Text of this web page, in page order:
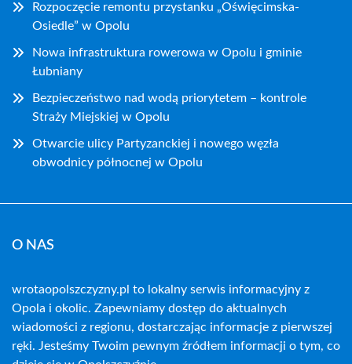
Rozpoczęcie remontu przystanku „Oświęcimska-
Osiedle” w Opolu
Nowa infrastruktura rowerowa w Opolu i gminie
Łubniany
Bezpieczeństwo nad wodą priorytetem – kontrole
Straży Miejskiej w Opolu
Otwarcie ulicy Partyzanckiej i nowego węzła
obwodnicy północnej w Opolu
O NAS
wrotaopolszczyzny.pl to lokalny serwis informacyjny z
Opola i okolic. Zapewniamy dostęp do aktualnych
wiadomości z regionu, dostarczając informacje z pierwszej
ręki. Jesteśmy Twoim pewnym źródłem informacji o tym, co